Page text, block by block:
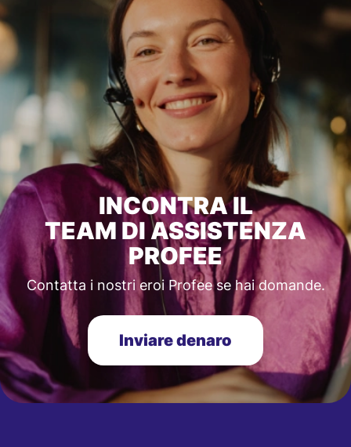
INCONTRA IL
TEAM DI ASSISTENZA
PROFEE
Contatta i nostri eroi Profee se hai domande.
Inviare denaro